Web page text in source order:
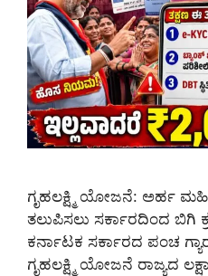
ಗೃಹಲಕ್ಷ್ಮಿ ಯೋಜನೆ: ಅರ್ಹ
ತಲುಪಿಸಲು ಸರ್ಕಾರದಿಂದ
ಕರ್ನಾಟಕ ಸರ್ಕಾರದ ಪಂಚ
ಗೃಹಲಕ್ಷ್ಮಿ ಯೋಜನೆ ರಾಜ್ಯದ